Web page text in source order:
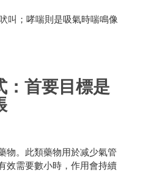
叫；哮喘則是吸氣時喘鳴像
：首要目標是
物。此類藥物用於减少氣管
效需要數小時，作用會持續